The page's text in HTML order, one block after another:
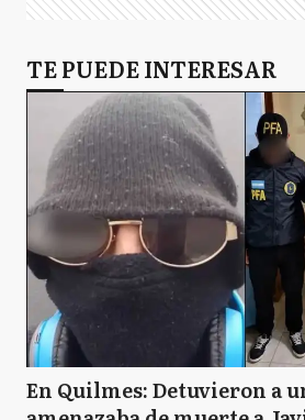
TE PUEDE INTERESAR
En Quilmes: Detuvieron a